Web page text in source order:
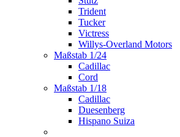
Trident
Tucker
Victress
Willys-Overland Motors
Maßstab 1/24
Cadillac
Cord
Maßstab 1/18
Cadillac
Duesenberg
Hispano Suiza